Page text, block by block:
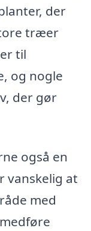
der
træer
til
og nogle
der gør
også en
vanskelig at
med